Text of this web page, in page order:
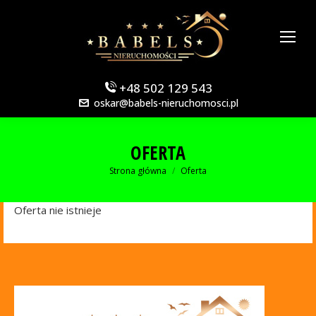
+48 502 129 543
oskar@babels-nieruchomosci.pl
OFERTA
Jesteś tutaj:
Strona główna Oferta
Oferta nie istnieje